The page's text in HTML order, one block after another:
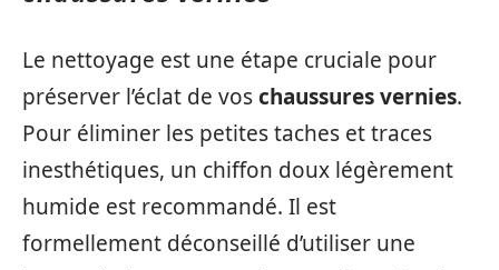
Le nettoyage est une étape cruciale pour
préserver l’éclat de voschaussures vernies.
Pour éliminer les petites taches et traces
inesthétiques, un chiffon doux légèrement
humide est recommandé. Il est
formellement déconseillé d’utiliser une